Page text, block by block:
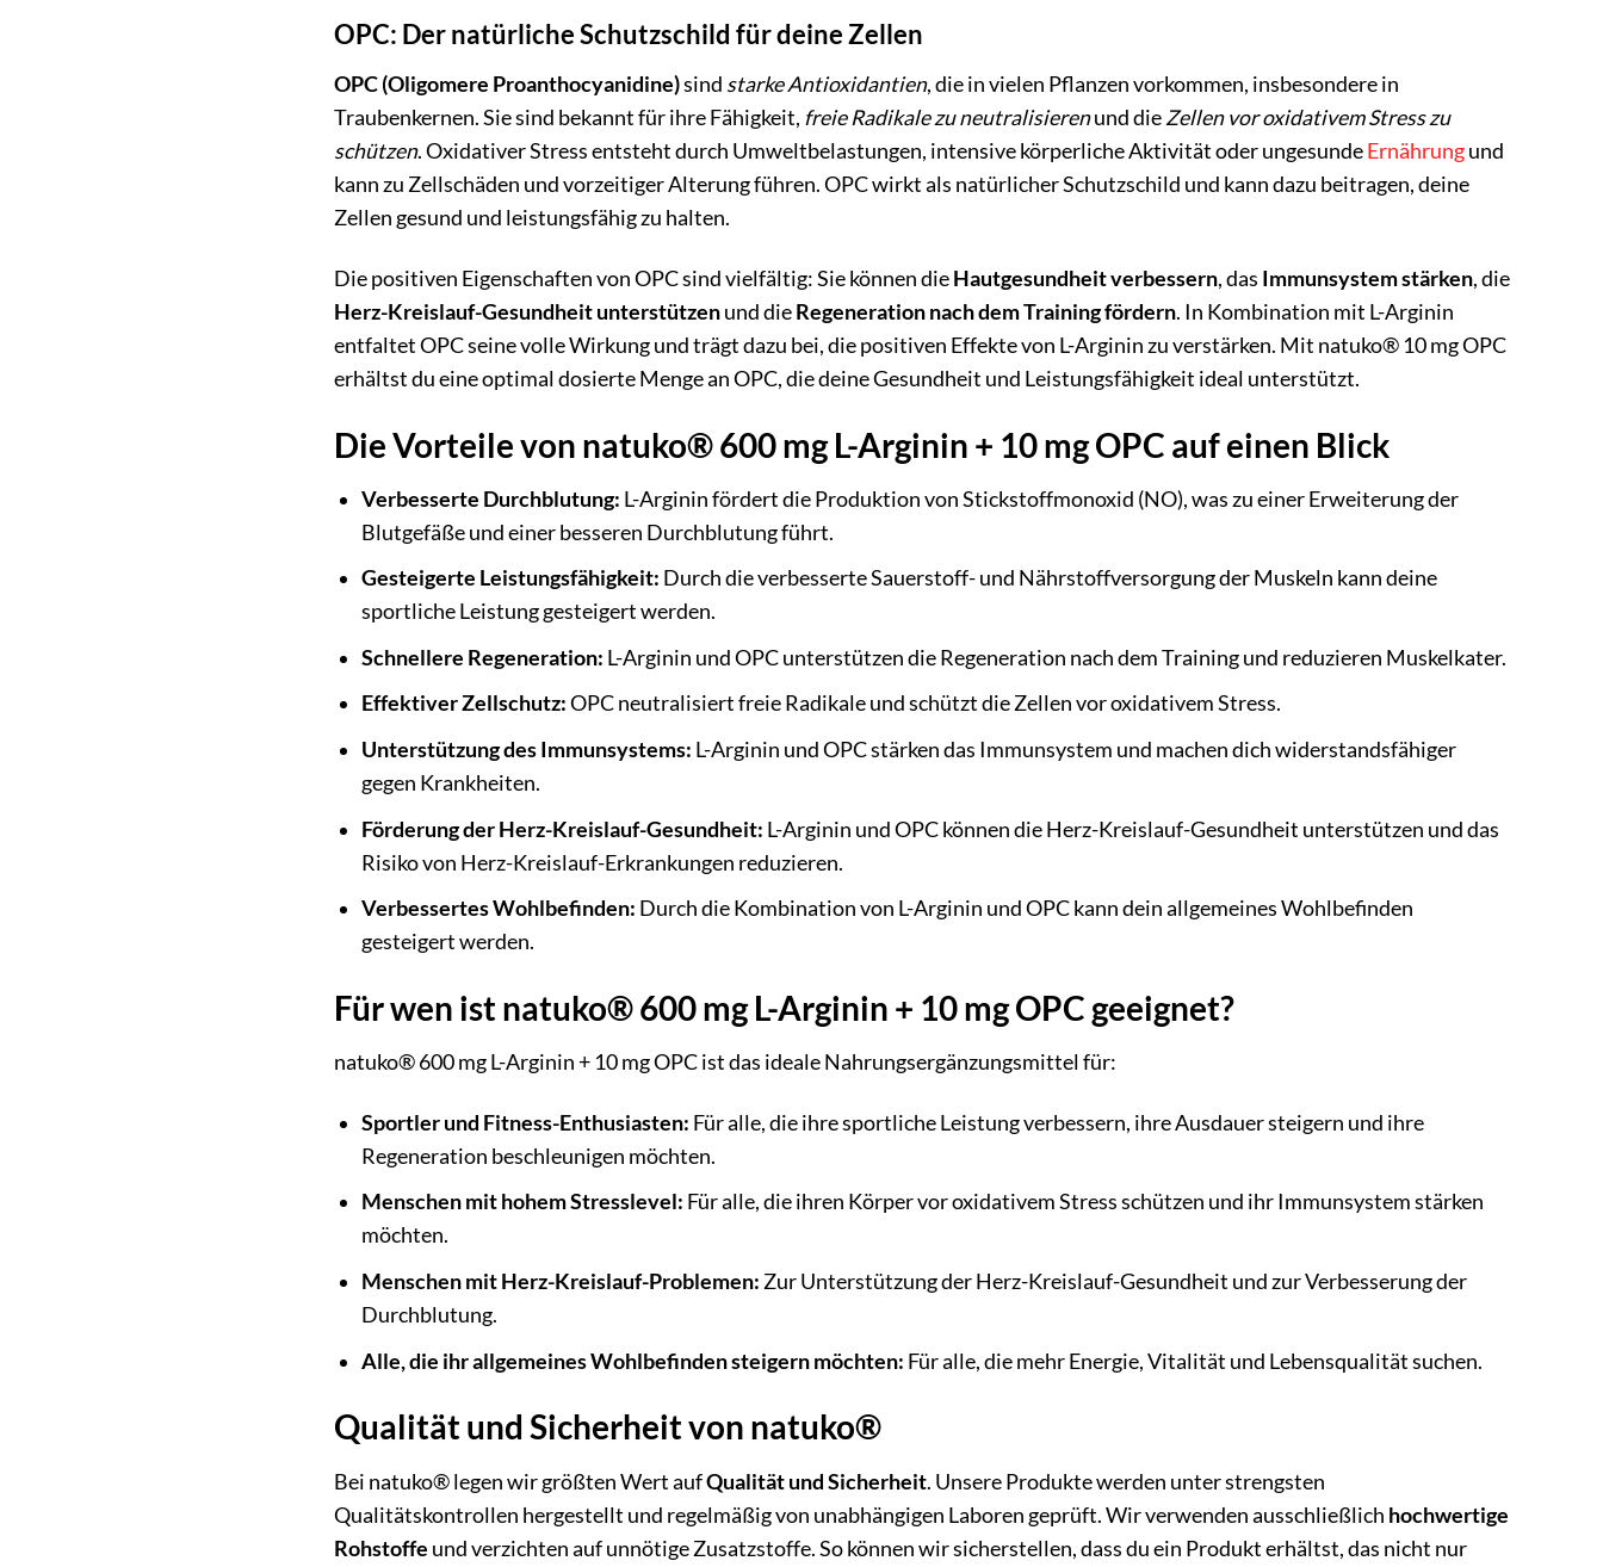
OPC: Der natürliche Schutzschild für deine Zellen
OPC (Oligomere Proanthocyanidine)sind starke Antioxidantien, die in vielen Pflanzen vorkommen, insbesondere in
Traubenkernen. Sie sind bekannt für ihre Fähigkeit, freie Radikale zu neutralisierenund dieZellen vor oxidativem Stress zu
schützen. Oxidativer Stress entsteht durch Umweltbelastungen, intensive körperliche Aktivität oder ungesundeErnährungund
kann zu Zellschäden und vorzeitiger Alterung führen. OPC wirkt als natürlicher Schutzschild und kann dazu beitragen, deine
Zellen gesund und leistungsfähig zu halten.
Die positiven Eigenschaften von OPC sind vielfältig: Sie können dieHautgesundheit verbessern, das Immunsystem stärken, die
Herz-Kreislauf-Gesundheit unterstützenund dieRegeneration nach dem Training fördern. In Kombination mit L-Arginin
entfaltet OPC seine volle Wirkung und trägt dazu bei, die positiven Effekte von L-Arginin zu verstärken. Mit natuko® 10 mg OPC
erhältst du eine optimal dosierte Menge an OPC, die deine Gesundheit und Leistungsfähigkeit ideal unterstützt.
Die Vorteile von natuko® 600 mg L-Arginin + 10 mg OPC auf einen Blick
Verbesserte Durchblutung: L-Arginin fördert die Produktion von Stickstoffmonoxid (NO), was zu einer Erweiterung der
Blutgefäße und einer besseren Durchblutung führt.
Gesteigerte Leistungsfähigkeit: Durch die verbesserte Sauerstoff- und Nährstoffversorgung der Muskeln kann deine
sportliche Leistung gesteigert werden.
Schnellere Regeneration: L-Arginin und OPC unterstützen die Regeneration nach dem Training und reduzieren Muskelkater.
Effektiver Zellschutz:OPC neutralisiert freie Radikale und schützt die Zellen vor oxidativem Stress.
Unterstützung des Immunsystems: L-Arginin und OPC stärken das Immunsystem und machen dich widerstandsfähiger
gegen Krankheiten.
Förderung der Herz-Kreislauf-Gesundheit: L-Arginin und OPC können die Herz-Kreislauf-Gesundheit unterstützen und das
Risiko von Herz-Kreislauf-Erkrankungen reduzieren.
Verbessertes Wohlbefinden: Durch die Kombination von L-Arginin und OPC kann dein allgemeines Wohlbefinden
gesteigert werden.
Für wen ist natuko® 600 mg L-Arginin + 10 mg OPC geeignet?
natuko® 600 mg L-Arginin + 10 mg OPC ist das ideale Nahrungsergänzungsmittel für:
Sportler und Fitness-Enthusiasten: Für alle, die ihre sportliche Leistung verbessern, ihre Ausdauer steigern und ihre
Regeneration beschleunigen möchten.
Menschen mit hohem Stresslevel: Für alle, die ihren Körper vor oxidativem Stress schützen und ihr Immunsystem stärken
möchten.
Menschen mit Herz-Kreislauf-Problemen: Zur Unterstützung der Herz-Kreislauf-Gesundheit und zur Verbesserung der
Durchblutung.
Alle, die ihr allgemeines Wohlbefinden steigern möchten: Für alle, die mehr Energie, Vitalität und Lebensqualität suchen.
Qualität und Sicherheit von natuko®
Bei natuko® legen wir größten Wert aufQualität und Sicherheit. Unsere Produkte werden unter strengsten
Qualitätskontrollen hergestellt und regelmäßig von unabhängigen Laboren geprüft. Wir verwenden ausschließlich hochwertige
Rohstoffe und verzichten auf unnötige Zusatzstoffe. So können wir sicherstellen, dass du ein Produkt erhältst, das nicht nur